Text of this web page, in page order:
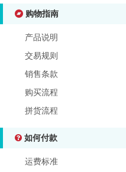
购物指南
产品说明
交易规则
销售条款
购买流程
拼货流程
如何付款
运费标准